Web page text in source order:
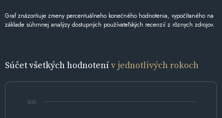
Graf znázorňuje zmeny percentuálneho konečného hodnotenia, vypočítaného na
základe súhrnnej analýzy dostupných používateľských recenzií z rôznych zdrojov.
Súčet všetkých hodnotenív jednotlivých rokoch
600